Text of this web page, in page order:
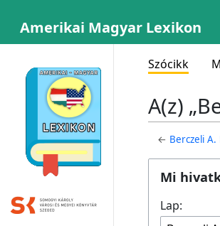
Amerikai Magyar Lexikon
Szócikk
A(z)
← Berczeli A.
Mi
Lap: